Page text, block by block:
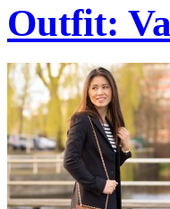
Outfit: